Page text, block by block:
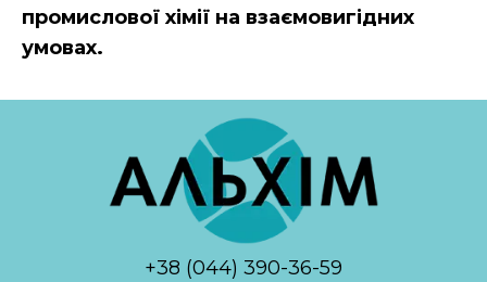
промислової хімії на взаємовигідних
умовах.
+38 (044) 390-36-59